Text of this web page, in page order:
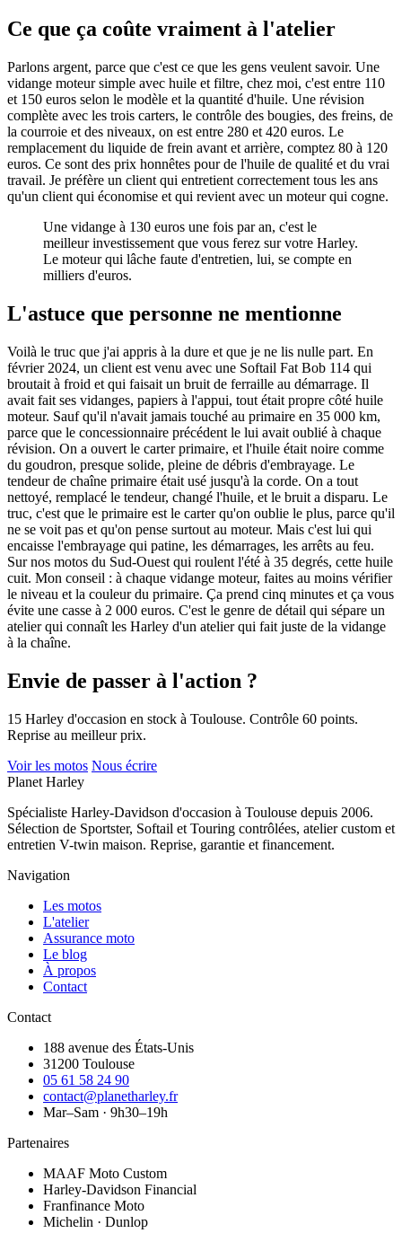
Ce que ça coûte vraiment à l'atelier
Parlons argent, parce que c'est ce que les gens veulent savoir. Une
vidange moteur simple avec huile et filtre, chez moi, c'est entre 110
et 150 euros selon le modèle et la quantité d'huile. Une révision
complète avec les trois carters, le contrôle des bougies, des freins, de
la courroie et des niveaux, on est entre 280 et 420 euros. Le
remplacement du liquide de frein avant et arrière, comptez 80 à 120
euros. Ce sont des prix honnêtes pour de l'huile de qualité et du vrai
travail. Je préfère un client qui entretient correctement tous les ans
qu'un client qui économise et qui revient avec un moteur qui cogne.
Une vidange à 130 euros une fois par an, c'est le
meilleur investissement que vous ferez sur votre Harley.
Le moteur qui lâche faute d'entretien, lui, se compte en
milliers d'euros.
L'astuce que personne ne mentionne
Voilà le truc que j'ai appris à la dure et que je ne lis nulle part. En
février 2024, un client est venu avec une Softail Fat Bob 114 qui
broutait à froid et qui faisait un bruit de ferraille au démarrage. Il
avait fait ses vidanges, papiers à l'appui, tout était propre côté huile
moteur. Sauf qu'il n'avait jamais touché au primaire en 35 000 km,
parce que le concessionnaire précédent le lui avait oublié à chaque
révision. On a ouvert le carter primaire, et l'huile était noire comme
du goudron, presque solide, pleine de débris d'embrayage. Le
tendeur de chaîne primaire était usé jusqu'à la corde. On a tout
nettoyé, remplacé le tendeur, changé l'huile, et le bruit a disparu. Le
truc, c'est que le primaire est le carter qu'on oublie le plus, parce qu'il
ne se voit pas et qu'on pense surtout au moteur. Mais c'est lui qui
encaisse l'embrayage qui patine, les démarrages, les arrêts au feu.
Sur nos motos du Sud-Ouest qui roulent l'été à 35 degrés, cette huile
cuit. Mon conseil : à chaque vidange moteur, faites au moins vérifier
le niveau et la couleur du primaire. Ça prend cinq minutes et ça vous
évite une casse à 2 000 euros. C'est le genre de détail qui sépare un
atelier qui connaît les Harley d'un atelier qui fait juste de la vidange
à la chaîne.
Envie de passer à l'action ?
15 Harley d'occasion en stock à Toulouse. Contrôle 60 points.
Reprise au meilleur prix.
Voir les motos Nous écrire
Planet Harley
Spécialiste Harley-Davidson d'occasion à Toulouse depuis 2006.
Sélection de Sportster, Softail et Touring contrôlées, atelier custom et
entretien V-twin maison. Reprise, garantie et financement.
Navigation
Les motos
L'atelier
Assurance moto
Le blog
À propos
Contact
Contact
188 avenue des États-Unis
31200 Toulouse
05 61 58 24 90
contact@planetharley.fr
Mar–Sam · 9h30–19h
Partenaires
MAAF Moto Custom
Harley-Davidson Financial
Franfinance Moto
Michelin · Dunlop